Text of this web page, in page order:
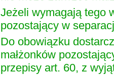
Jeżeli wymagają tego
pozostający w
Do obowiązku
małżonków
przepisy art. 60, z